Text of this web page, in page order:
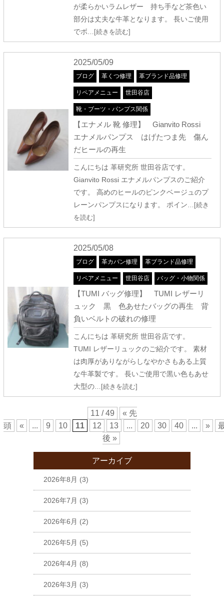
が柔らかいラムレザー 持ち手など茶色い
部分は丈夫な牛革となります。 長いご使用
でボ…[続きを読む]
2025/05/09
ブログ 革くつ修理 革ブランド品修理
リペアメニュー 世田谷店
靴・ブーツ・パンプス関係
【エナメル 靴 修理】 Gianvito Rossi
エナメルパンプス はげたつま先 傷ん
だヒールの再生
こんにちは 革研究所 世田谷店です。
Gianvito Rossi エナメルパンプスのご紹介
です。 高めのヒールのピンクベージュのプ
レーンパンプスになります。 ポイン…[続き
を読む]
2025/05/08
ブログ 革カバン修理 革ブランド品修理
リペアメニュー 世田谷店 バッグ・小物関係
【TUMI バッグ修理】 TUMI レザーリ
ュック 黒 色あせたバッグの再生 背
負いベルトの破れの修理
こんにちは 革研究所 世田谷店です。
TUMI レザーリュックのご紹介です。 素材
は肉厚がありながらしなやかさもある上質
な牛革製です。 長いご使用で黒い色もあせ
大型の…[続きを読む]
11 / 49
« 先
頭
« ... 9 10 11 12 13 ... 20 30 40 ... »
後 »
アーカイブ
2026年8月 (3)
2026年7月 (3)
2026年6月 (2)
2026年5月 (5)
2026年4月 (8)
2026年3月 (3)